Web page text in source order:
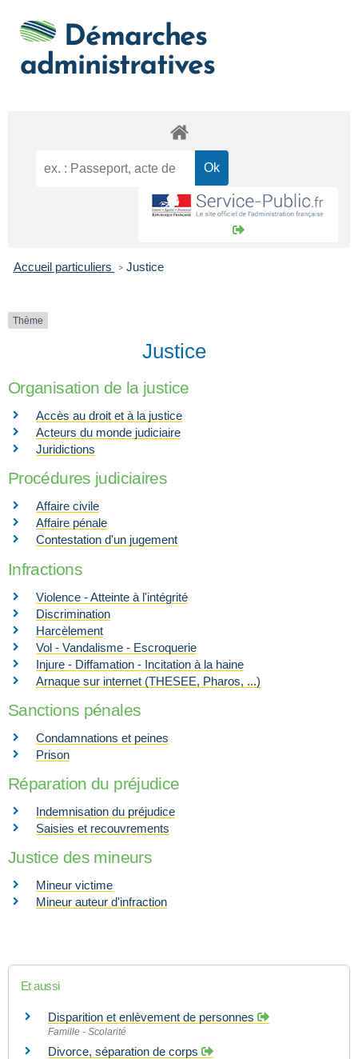
Démarches
administratives
Accueil particuliers > Justice
Thème
Justice
Organisation de la justice
Accès au droit et à la justice
Acteurs du monde judiciaire
Juridictions
Procédures judiciaires
Affaire civile
Affaire pénale
Contestation d'un jugement
Infractions
Violence - Atteinte à l'intégrité
Discrimination
Harcèlement
Vol - Vandalisme - Escroquerie
Injure - Diffamation - Incitation à la haine
Arnaque sur internet (THESEE, Pharos, ...)
Sanctions pénales
Condamnations et peines
Prison
Réparation du préjudice
Indemnisation du préjudice
Saisies et recouvrements
Justice des mineurs
Mineur victime
Mineur auteur d'infraction
Et aussi
Disparition et enlèvement de personnes
Famille - Scolarité
Divorce, séparation de corps